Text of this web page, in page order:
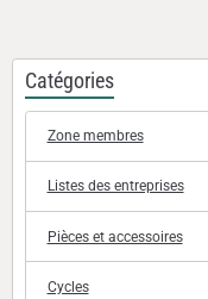
Catégories
Zone membres
Listes des entreprises
Pièces et accessoires
Cycles